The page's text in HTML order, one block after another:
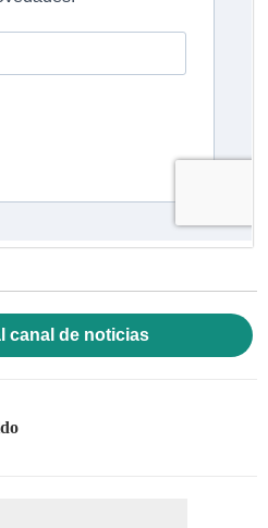
canal de noticias